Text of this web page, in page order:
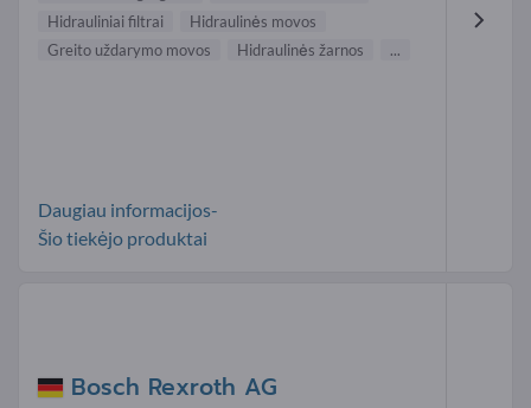
Hidrauliniai filtrai
Hidraulinės movos
Greito uždarymo movos
Hidraulinės žarnos ...
Daugiau informacijos-
Šio tiekėjo produktai
Bosch Rexroth AG